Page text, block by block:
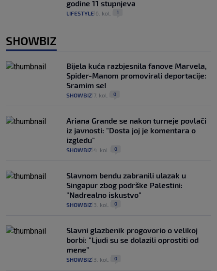
godine 11 stupnjeva
LIFESTYLE 6. kol. 1
SHOWBIZ
Bijela kuća razbjesnila fanove Marvela,
Spider-Manom promovirali deportacije:
Sramim se!
SHOWBIZ 7. kol. 0
Ariana Grande se nakon turneje povlači
iz javnosti: "Dosta joj je komentara o
izgledu"
SHOWBIZ 4. kol. 0
Slavnom bendu zabranili ulazak u
Singapur zbog podrške Palestini:
"Nadrealno iskustvo"
SHOWBIZ 3. kol. 0
Slavni glazbenik progovorio o velikoj
borbi: "Ljudi su se dolazili oprostiti od
mene"
SHOWBIZ 3. kol. 0